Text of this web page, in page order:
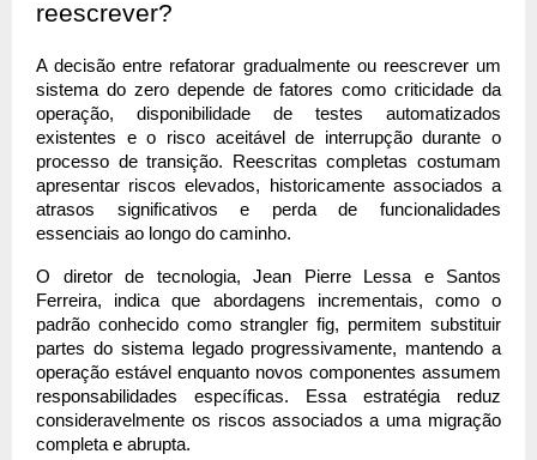
reescrever?
A decisão entre refatorar gradualmente ou reescrever um
sistema do zero depende de fatores como criticidade da
operação, disponibilidade de testes automatizados
existentes e o risco aceitável de interrupção durante o
processo de transição. Reescritas completas costumam
apresentar riscos elevados, historicamente associados a
atrasos significativos e perda de funcionalidades
essenciais ao longo do caminho.
O diretor de tecnologia, Jean Pierre Lessa e Santos
Ferreira, indica que abordagens incrementais, como o
padrão conhecido como strangler fig, permitem substituir
partes do sistema legado progressivamente, mantendo a
operação estável enquanto novos componentes assumem
responsabilidades específicas. Essa estratégia reduz
consideravelmente os riscos associados a uma migração
completa e abrupta.